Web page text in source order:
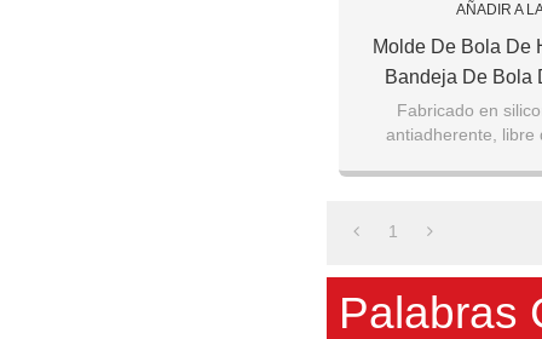
AÑADIR A
Molde De Bola De
Bandeja De Bola
Silicona Flexible
Bebida Fría,
Bola De
Fabricado en
antiadherente, libre
1
Palabras